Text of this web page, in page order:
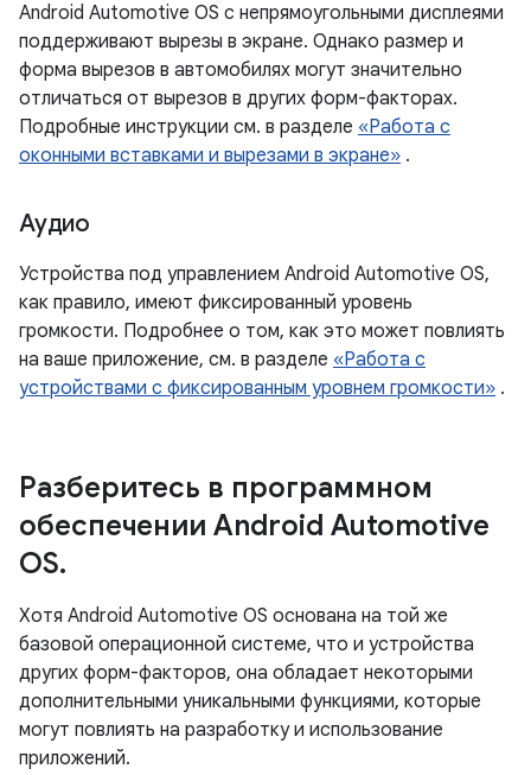
Android Automotive OS с непрямоугольными дисплеями
поддерживают вырезы в экране. Однако размер и
форма вырезов в автомобилях могут значительно
отличаться от вырезов в других форм-факторах.
Подробные инструкции см. в разделе «Работа с
оконными вставками и вырезами в экране» .
Аудио
Устройства под управлением Android Automotive OS,
как правило, имеют фиксированный уровень
громкости. Подробнее о том, как это может повлиять
на ваше приложение, см. в разделе «Работа с
устройствами с фиксированным уровнем громкости» .
Разберитесь в программном
обеспечении Android Automotive
OS.
Хотя Android Automotive OS основана на той же
базовой операционной системе, что и устройства
других форм-факторов, она обладает некоторыми
дополнительными уникальными функциями, которые
могут повлиять на разработку и использование
приложений.